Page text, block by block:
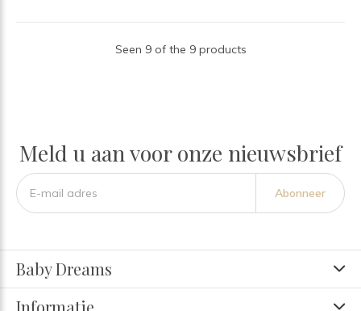
Seen 9 of the 9 products
Meld u aan voor onze nieuwsbrief
Abonneer
Baby Dreams